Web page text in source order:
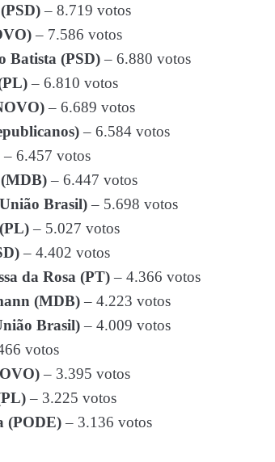
– 8.719 votos
– 7.586 votos
Batista (PSD) – 6.880 votos
– 6.810 votos
– 6.689 votos
– 6.584 votos
– 6.457 votos
– 6.447 votos
Brasil) – 5.698 votos
– 5.027 votos
– 4.402 votos
da Rosa (PT) – 4.366 votos
(MDB) – 4.223 votos
Brasil) – 4.009 votos
votos
– 3.395 votos
– 3.225 votos
(PODE) – 3.136 votos